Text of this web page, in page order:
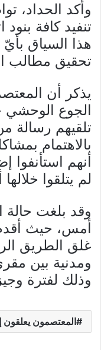
وأكد الحداد،
تنفيد كافة
هذا السياق
تحقيق مطالب
يذكر أن
الجوع الوحشي
تلقيهم رسالة
بالاهتمام
لم يتلقوا
وقد بلغت حالة
أمس، حيث
غلق الطريق
ومدنية بين
وذلك لفترة
المعتصمون